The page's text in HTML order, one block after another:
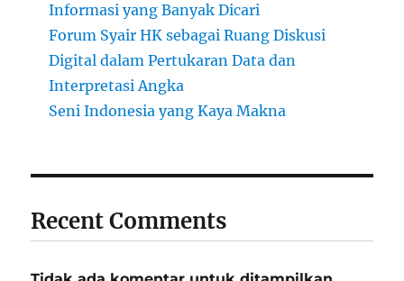
Informasi yang Banyak Dicari
Forum Syair HK sebagai Ruang Diskusi
Digital dalam Pertukaran Data dan
Interpretasi Angka
Seni Indonesia yang Kaya Makna
Recent Comments